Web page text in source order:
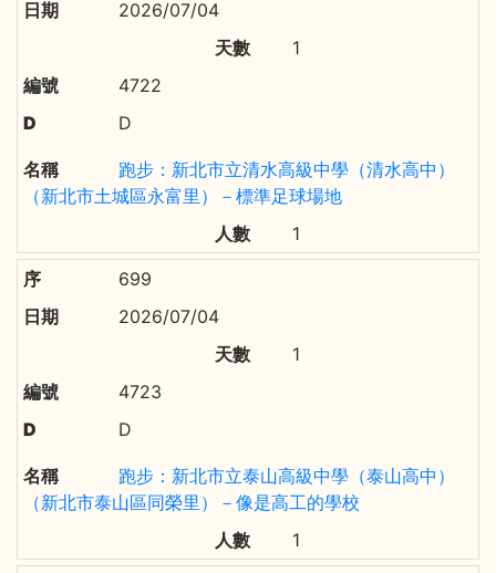
2026/07/04
1
4722
D
跑步：新北市立清水高級中學（清水高中）
（新北市土城區永富里）－標準足球場地
1
699
2026/07/04
1
4723
D
跑步：新北市立泰山高級中學（泰山高中）
（新北市泰山區同榮里）－像是高工的學校
1